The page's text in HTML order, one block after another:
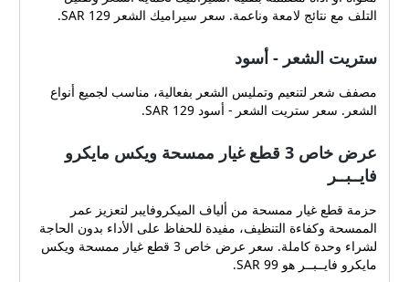
التلف مع نتائج لامعة وناعمة. سعر سيراميك الشعر 129 SAR.
ستريت الشعر - أسود
مصفف شعر لتنعيم وتمليس الشعر بفعالية، مناسب لجميع أنواع
الشعر. سعر ستريت الشعر - أسود 129 SAR.
عرض خاص 3 قطع غيار ممسحة ويكس مايكرو
فايــبــر
حزمة قطع غيار ممسحة من ألياف الميكروفايبر لتعزيز عمر
الممسحة وكفاءة التنظيف، مفيدة للحفاظ على الأداء بدون الحاجة
لشراء وحدة كاملة. سعر عرض خاص 3 قطع غيار ممسحة ويكس
مايكرو فايــبــر هو 99 SAR.